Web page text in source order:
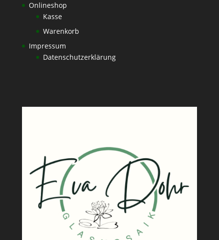
Onlineshop
Kasse
Warenkorb
Impressum
Datenschutzerklärung